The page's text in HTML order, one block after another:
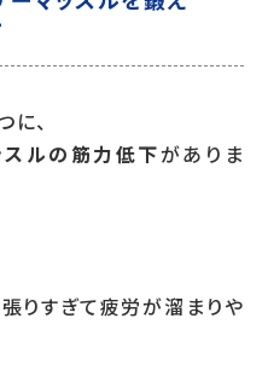
、
ルの筋力低下がありま
りすぎて疲労が溜まりや